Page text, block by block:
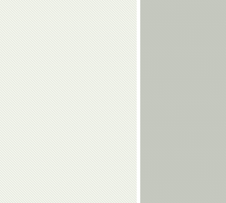
Шахмурадов
Когуашвили
Тамерлан
Башаев
Наталья
Кузютина
Валерий
Алфосов
Евгений
Гребенкин
Алексей
Дудченко
Ирина
Караваева